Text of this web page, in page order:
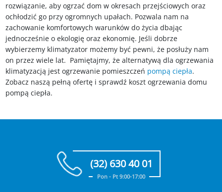
rozwiązanie, aby ogrzać dom w okresach przejściowych oraz
ochłodzić go przy ogromnych upałach. Pozwala nam na
zachowanie komfortowych warunków do życia dbając
jednocześnie o ekologię oraz ekonomię. Jeśli dobrze
wybierzemy klimatyzator możemy być pewni, że posłuży nam
on przez wiele lat. Pamiętajmy, że alternatywą dla ogrzewania
klimatyzacją jest ogrzewanie pomieszczeń pompą ciepła.
Zobacz naszą pełną ofertę i sprawdź koszt ogrzewania domu
pompą ciepła.
(32) 630 40 01
Pon - Pt 9:00-17:00